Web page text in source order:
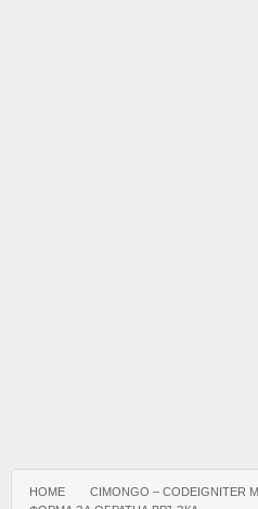
HOME CIMONGO – CODEIGNITER